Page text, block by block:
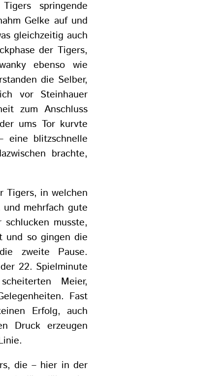
springende
Gelke auf und
gleichzeitig auch
der Tigers,
ebenso wie
die Selber,
vor Steinhauer
zum Anschluss
ums Tor kurvte
eine blitzschnelle
brachte,
Tigers, in welchen
mehrfach gute
musste,
und so gingen die
zweite Pause.
22. Spielminute
Meier,
Fast
Erfolg, auch
Druck erzeugen
die – hier in der